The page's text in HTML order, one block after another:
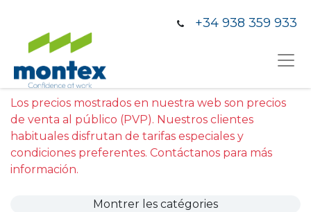
+34 938 359 933
Los precios mostrados en nuestra web son precios
de venta al público (PVP). Nuestros clientes
habituales disfrutan de tarifas especiales y
condiciones preferentes. Contáctanos para más
información.
Montrer les catégories